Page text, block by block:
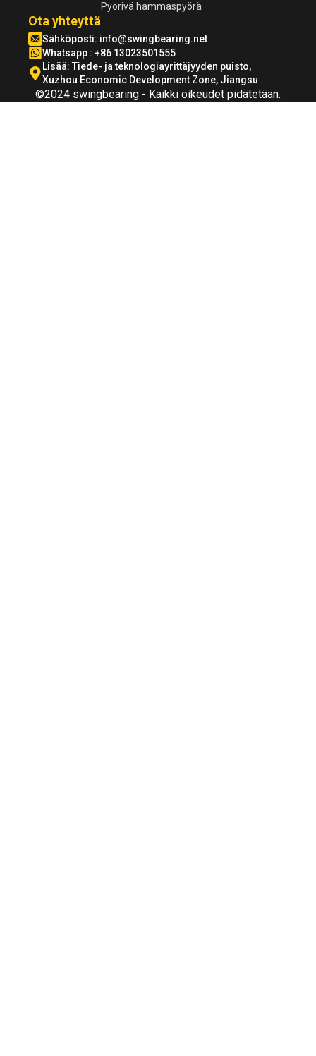
Pyörivä hammaspyörä
Ota yhteyttä
Sähköposti: info@swingbearing.net
Whatsapp : +86 13023501555
Lisää: Tiede- ja teknologiayrittäjyyden puisto,
Xuzhou Economic Development Zone, Jiangsu
©2024 swingbearing - Kaikki oikeudet pidätetään.